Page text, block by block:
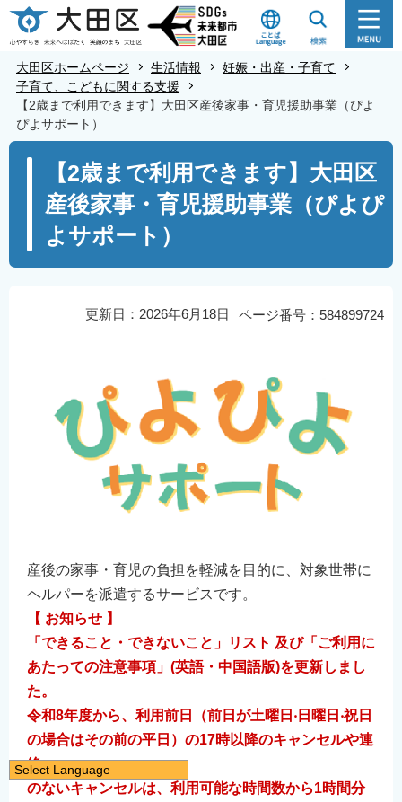
こ
の
大田区ホームページ 生活情報
妊娠・出産・子育て
子育て、こどもに関する支援
【2歳まで利用できます】大田区産後家事・育児援助事業（ぴよ
ぴよサポート）
【2歳まで利用できます】大田区
産後家事・育児援助事業（ぴよぴ
よサポート）
ページ番号：584899724
更新日：2026年6月18日
産後の家事・育児の負担を軽減を目的に、対象世帯に
ヘルパーを派遣するサービスです。
【 お知らせ 】
「できること・できないこと」
リスト 及び「ご利用に
あたっての注意事項」(英語・中国語版)を更新しまし
た。
令和8年度から、利⽤前⽇（前⽇が⼟曜⽇‧⽇曜⽇‧祝⽇
の場合はその前の平⽇）の17時以降のキャンセルや連
絡
のないキャンセルは、利⽤可能な時間数から1時間分
Select Language
日本語